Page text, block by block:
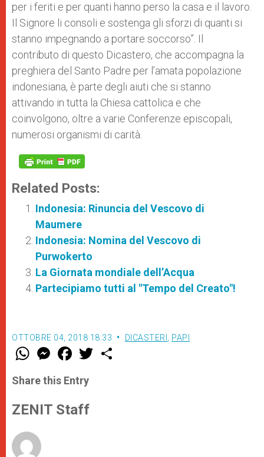
per i feriti e per quanti hanno perso la casa e il lavoro.
Il Signore li consoli e sostenga gli sforzi di quanti si
stanno impegnando a portare soccorso”. Il
contributo di questo Dicastero, che accompagna la
preghiera del Santo Padre per l’amata popolazione
indonesiana, è parte degli aiuti che si stanno
attivando in tutta la Chiesa cattolica e che
coinvolgono, oltre a varie Conferenze episcopali,
numerosi organismi di carità.
Related Posts:
Indonesia: Rinuncia del Vescovo di
Maumere
Indonesia: Nomina del Vescovo di
Purwokerto
La Giornata mondiale dell’Acqua
Partecipiamo tutti al "Tempo del Creato"!
OTTOBRE 04, 2018 18:33 DICASTERI PAPI
W
t
s
p
p
M
e
s
e
g
e
F
a
e
b
o
k
w
Share this Entry
ZENIT Staff